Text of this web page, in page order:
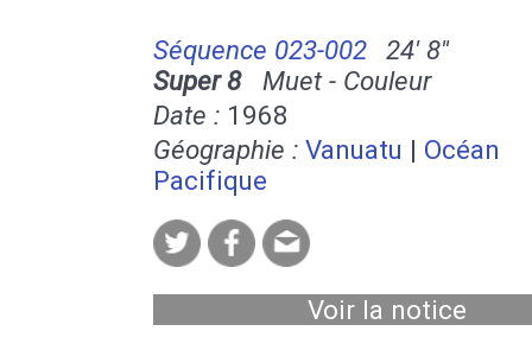
Séquence 023-002
24' 8''
Super 8Muet - Couleur
Date : 1968
Géographie : Vanuatu | Océan
Pacifique
Voir la notice